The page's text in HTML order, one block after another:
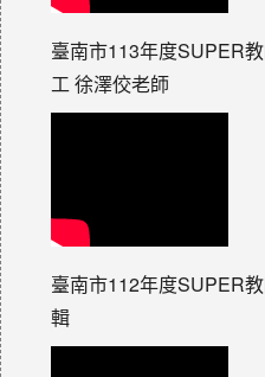
臺南市113年度SUPER
工 徐澤佼老師
臺南市112年度SUPER
輯